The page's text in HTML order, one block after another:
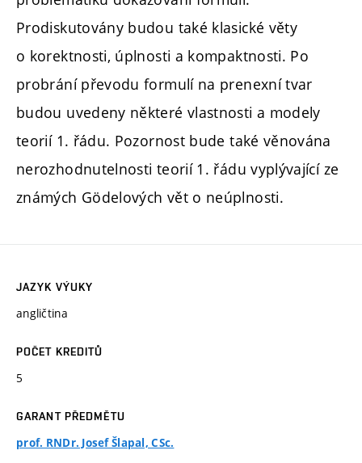
Prodiskutovány budou také klasické věty
o korektnosti, úplnosti a kompaktnosti. Po
probrání převodu formulí na prenexní tvar
budou uvedeny některé vlastnosti a modely
teorií 1. řádu. Pozornost bude také věnována
nerozhodnutelnosti teorií 1. řádu vyplývající ze
známých Gödelových vět o neúplnosti.
JAZYK VÝUKY
angličtina
POČET KREDITŮ
5
GARANT PŘEDMĚTU
prof. RNDr. Josef Šlapal, CSc.